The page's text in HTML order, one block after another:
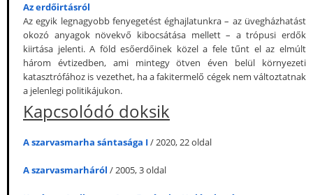
Az erdőirtásról
Az egyik legnagyobb fenyegetést éghajlatunkra – az üvegházhatást
okozó anyagok növekvő kibocsátása mellett – a trópusi erdők
kiirtása jelenti. A föld esőerdőinek közel a fele tűnt el az elmúlt
három évtizedben, ami mintegy ötven éven belül környezeti
katasztrófához is vezethet, ha a fakitermelő cégek nem változtatnak
a jelenlegi politikájukon.
Kapcsolódó doksik
A szarvasmarha sántasága I/ 2020, 22 oldal
A szarvasmarháról / 2005, 3 oldal